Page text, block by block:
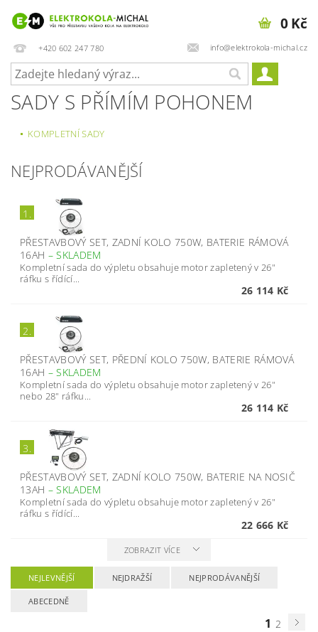
+420 602 247 780 info@elektrokola-michal.cz
0 Kč
SADY S PŘÍMÍM POHONEM
KOMPLETNÍ SADY
NEJPRODÁVANĚJŠÍ
1.
PŘESTAVBOVÝ SET, ZADNÍ KOLO 750W, BATERIE RÁMOVÁ
16AH –SKLADEM
Kompletní sada do výpletu obsahuje motor zapletený v 26"
ráfku s řídící...
26 114 Kč
2.
PŘESTAVBOVÝ SET, PŘEDNÍ KOLO 750W, BATERIE RÁMOVÁ
16AH –SKLADEM
Kompletní sada do výpletu obsahuje motor zapletený v 26"
nebo 28" ráfku...
26 114 Kč
3.
PŘESTAVBOVÝ SET, ZADNÍ KOLO 750W, BATERIE NA NOSIČ
13AH –SKLADEM
Kompletní sada do výpletu obsahuje motor zapletený v 26"
ráfku s řídící...
22 666 Kč
ZOBRAZIT VÍCE
NEJLEVNĚJŠÍ NEJDRAŽŠÍ NEJPRODÁVANĚJŠÍ
ABECEDNĚ
1 2